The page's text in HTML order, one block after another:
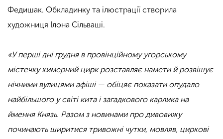
Федишак. Обкладинку та ілюстрації створила
художниця Ілона Сільваші.
«У перші дні грудня в провінційному угорському
містечку химерний цирк розставляє намети й розвішує
нічними вулицями афіші — обіцяє показати опудало
найбільшого у світі кита і загадкового карлика на
ймення Князь. Разом з новинами про дивовижу
починають ширитися тривожні чутки, мовляв, циркові